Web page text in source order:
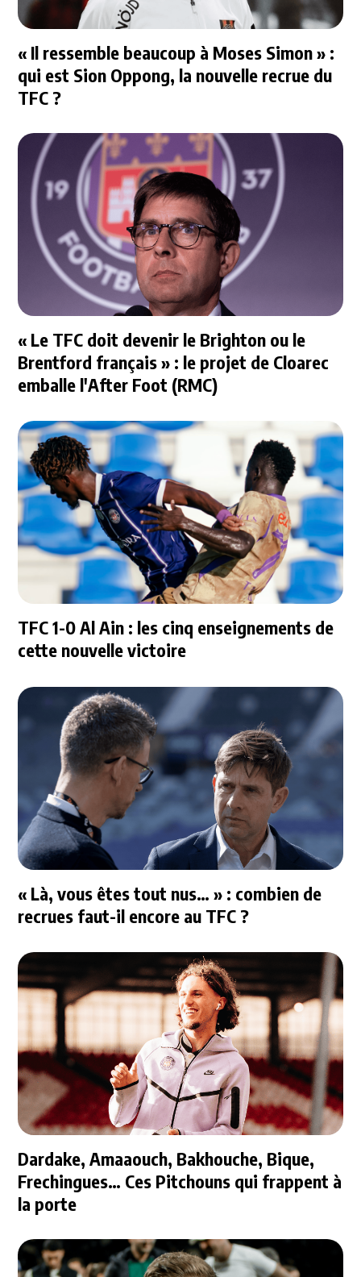
« Il ressemble beaucoup à Moses Simon » :
qui est Sion Oppong, la nouvelle recrue du
TFC ?
« Le TFC doit devenir le Brighton ou le
Brentford français » : le projet de Cloarec
emballe l'After Foot (RMC)
TFC 1-0 Al Ain : les cinq enseignements de
cette nouvelle victoire
« Là, vous êtes tout nus… » : combien de
recrues faut-il encore au TFC ?
Dardake, Amaaouch, Bakhouche, Bique,
Frechingues… Ces Pitchouns qui frappent à
la porte